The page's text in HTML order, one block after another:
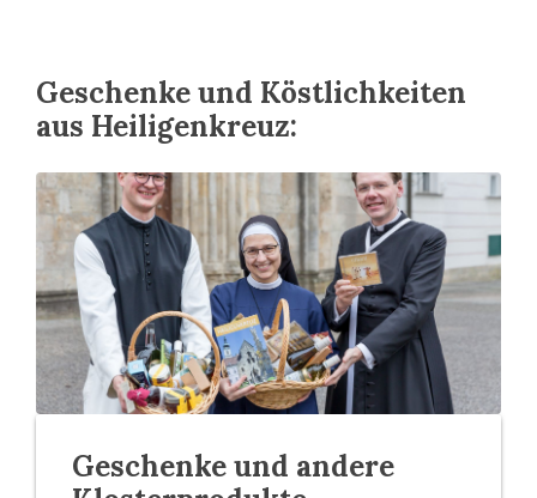
Geschenke und Köstlichkeiten
aus Heiligenkreuz:
Geschenke und andere